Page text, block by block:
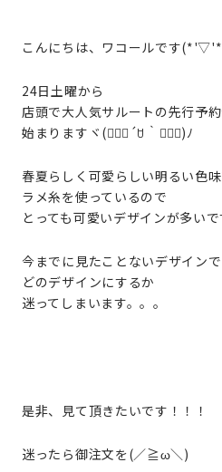
こんにちは、ワコールです
24日土曜から
店頭で大人気サルートの先行予
始まりますヾ(๑⃙⃘´ꇴ｀๑⃙⃘)ﾉ
春夏らしく可愛らしい明るい色
ラメ糸を使っているので
とっても可愛いデザインが多い
今までに見たことないデザインで
どのデザインにするか
迷ってしまいます。。。
是非、見て頂きたいです！！！
迷ったら御注文を(／≧ω＼)